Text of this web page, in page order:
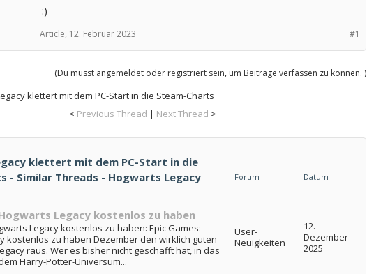
:)
#1
Article, 12. Februar 2023
(Du musst angemeldet oder registriert sein, um Beiträge verfassen zu können. )
klettert mit dem PC-Start in die Steam-Charts
< Previous Thread | Next Thread >
klettert mit dem PC-Start in die
- Similar Threads - Hogwarts Legacy
Forum Datum
Legacy kostenlos zu haben
Legacy kostenlos zu haben: Epic Games:
kostenlos zu haben Dezember den wirklich guten
raus. Wer es bisher nicht geschafft hat, in das
Harry-Potter-Universum...
User-
Neuigkeiten
12.
Dezember
2025